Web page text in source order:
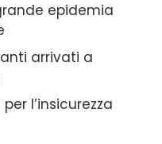
epidemia
arrivati a
l’insicurezza